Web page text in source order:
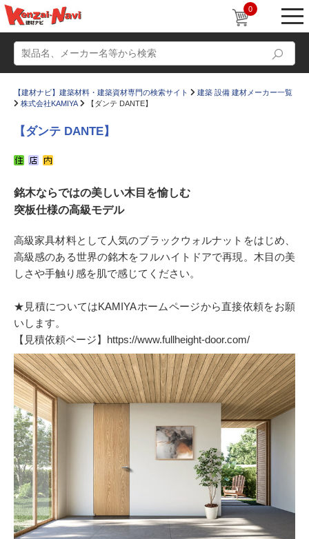
0
かたなび コラム
Q＆A 販売・施工代理店募集
お気に入り
【建材ナビ】建築材料・建築資材専門の検索サイト
建築 設備 建材メーカー一覧
株式会社KAMIYA
【ダンテ DANTE】
【ダンテ DANTE】
銘木ならではの美しい木目を愉しむ
突板仕様の高級モデル
高級家具材料として人気のブラックウォルナットをはじめ、
高級感のある世界の銘木をフルハイトドアで再現。木目の美
しさや手触り感を肌で感じてください。
★見積についてはKAMIYAホームページから直接依頼をお願
いします。
【見積依頼ページ】https://www.fullheight-door.com/